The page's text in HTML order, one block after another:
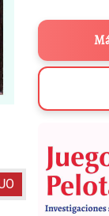
Izquierda: Dintel